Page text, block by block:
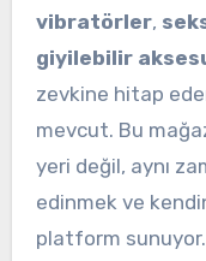
vibratörler,
giyilebilir
zevkine hitap
mevcut. Bu
yeri değil, aynı
edinmek ve
platform sunuyor.